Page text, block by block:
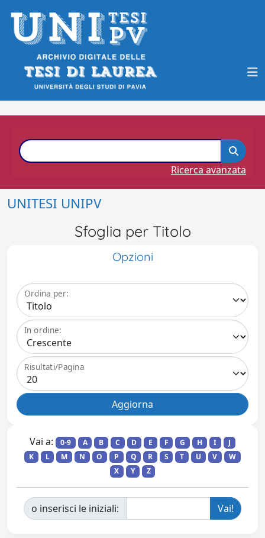
Ricerca avanzata
UNITESI UNIPV
Sfoglia per Titolo
Opzioni
Ordina per:
In ordine:
Risultati/Pagina
Vai a: 0-9 A B C D E F G H I
J
K
L M N O P Q R S T U V
W
X
Y Z
o inserisci le iniziali: